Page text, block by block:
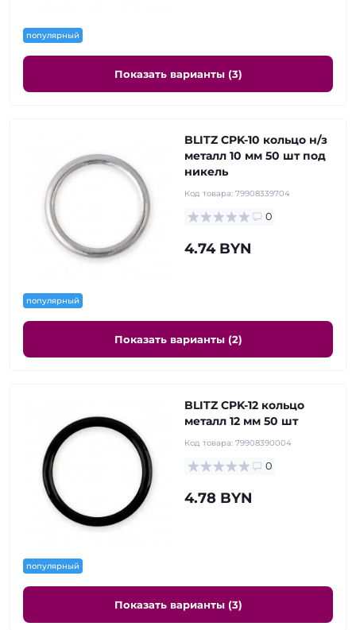
популярный
Показать варианты (3)
популярный
BLITZ CPK-10 кольцо н/з
металл 10 мм 50 шт под
никель
Код товара: 79908339704
0
4.74 BYN
Показать варианты (2)
популярный
BLITZ CPK-12 кольцо
металл 12 мм 50 шт
Код товара: 79908390004
0
4.78 BYN
Показать варианты (3)